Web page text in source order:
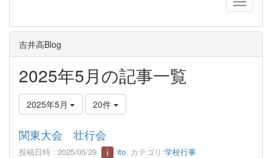
吉井高Blog
2025年5月の記事一覧
2025年5月 20件
関東大会 壮行会
投稿日時 : 2025/05/29 ito カテゴリ:学校行事